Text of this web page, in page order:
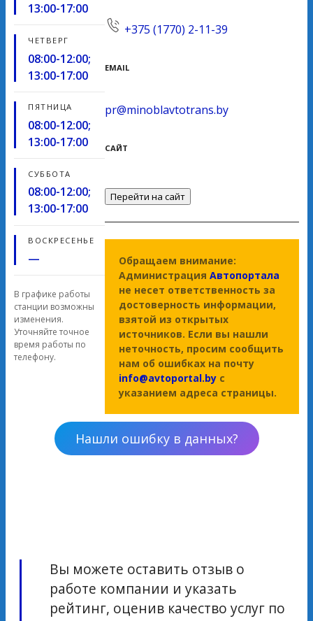
13:00-17:00
ЧЕТВЕРГ
08:00-12:00;
13:00-17:00
ПЯТНИЦА
08:00-12:00;
13:00-17:00
СУББОТА
08:00-12:00;
13:00-17:00
ВОСКРЕСЕНЬЕ
—
В графике работы
станции возможны
изменения.
Уточняйте точное
время работы по
телефону.
+375 (1770) 2-11-39
EMAIL
pr@minoblavtotrans.by
САЙТ
Перейти на сайт
Обращаем внимание:
Администрация Автопортала
не несет ответственность за
достоверность информации,
взятой из открытых
источников. Если вы нашли
неточность, просим сообщить
нам об ошибках на почту
info@avtoportal.by с
указанием адреса страницы.
Нашли ошибку в данных?
Вы можете оставить отзыв о
работе компании и указать
рейтинг, оценив качество услуг по